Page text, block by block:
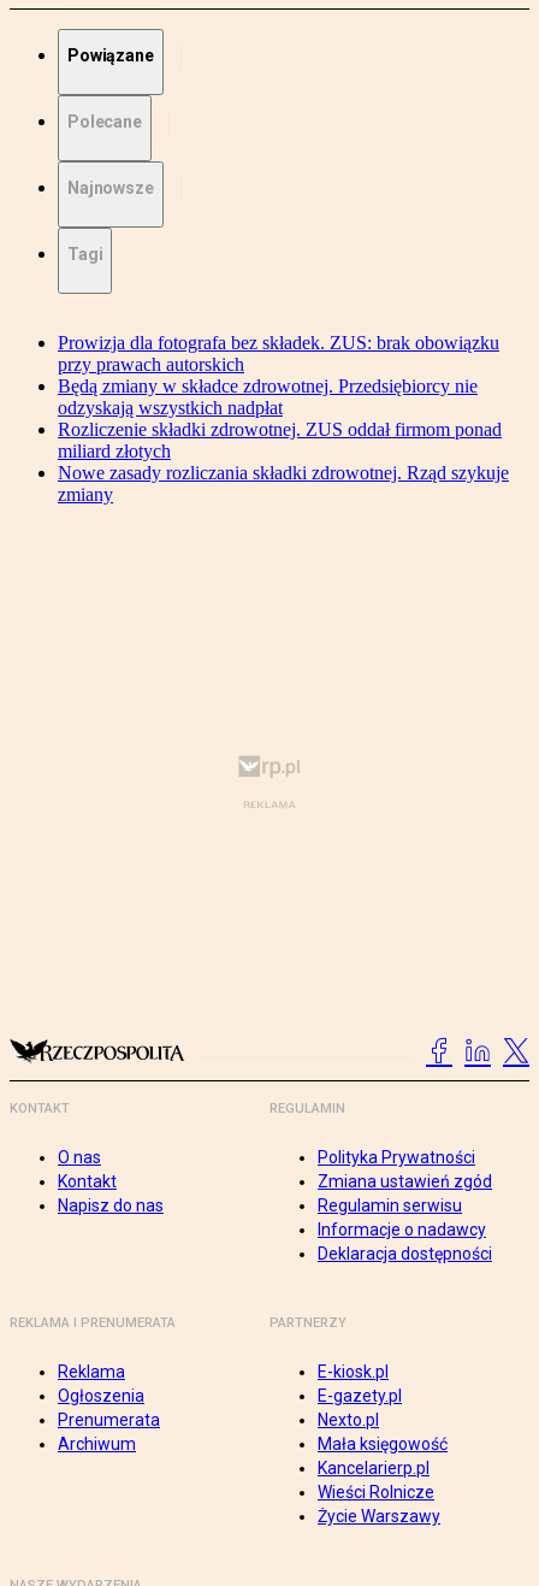
Powiązane
Polecane
Najnowsze
Tagi
Prowizja dla fotografa bez składek. ZUS: brak obowiązku
przy prawach autorskich
Będą zmiany w składce zdrowotnej. Przedsiębiorcy nie
odzyskają wszystkich nadpłat
Rozliczenie składki zdrowotnej. ZUS oddał firmom ponad
miliard złotych
Nowe zasady rozliczania składki zdrowotnej. Rząd szykuje
zmiany
KONTAKT
O nas
Kontakt
Napisz do nas
REGULAMIN
Polityka Prywatności
Zmiana ustawień zgód
Regulamin serwisu
Informacje o nadawcy
Deklaracja dostępności
REKLAMA I PRENUMERATA
Reklama
Ogłoszenia
Prenumerata
Archiwum
PARTNERZY
E-kiosk.pl
E-gazety.pl
Nexto.pl
Mała księgowość
Kancelarierp.pl
Wieści Rolnicze
Życie Warszawy